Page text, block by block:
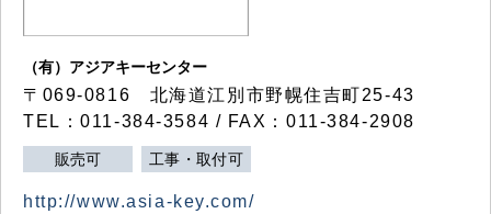
（有）アジアキーセンター
〒069-0816 北海道江別市野幌住吉町25-43
TEL：011-384-3584 / FAX：011-384-2908
販売可 工事・取付可
http://www.asia-key.com/